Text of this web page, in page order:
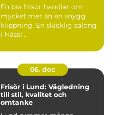
En bra frisör handlar om
mycket mer än en snygg
klippning. En skicklig salong
i Hässl...
06. dec
Frisör i Lund: Vägledning
till stil, kvalitet och
omtanke